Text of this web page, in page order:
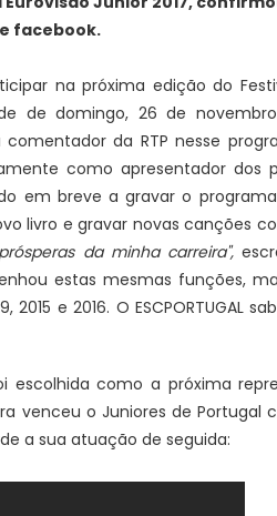
facebook.
na próxima edição do
de domingo, 26 de
da RTP nesse
como apresentador dos
em breve a gravar o
livro e gravar novas canções
da minha carreira",
estas mesmas funções,
e 2016. O ESCPORTUGAL
escolhida como a próxima
venceu o Juniores de Portugal
a sua atuação de seguida: